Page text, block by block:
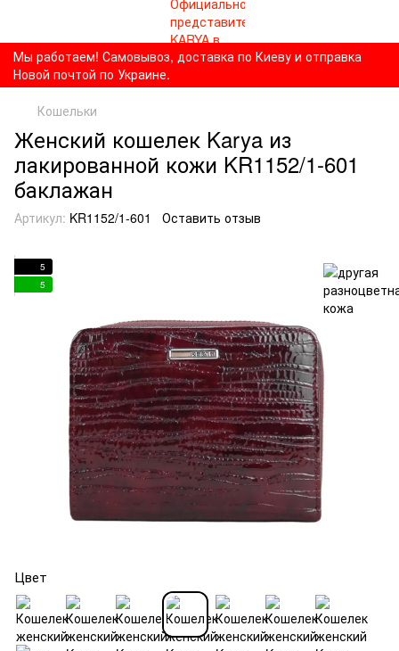
Мы работаем! Самовывоз, доставка по Киеву и отправка
Новой почтой по Украине.
Кошельки
Женский кошелек Karya из
лакированной кожи KR1152/1-601
баклажан
Артикул: KR1152/1-601 Оставить отзыв
5
5
Цвет